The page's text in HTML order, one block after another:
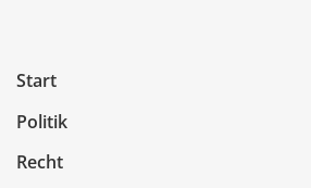
Start
Politik
Recht